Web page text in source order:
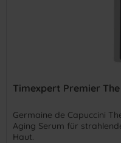
Timexpert Premier
Germaine de Capuccini
Aging Serum für
Haut.